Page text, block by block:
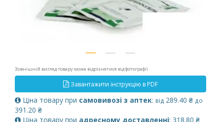
Зовнішній вигляд товару може відрізнятися від фотографії
Завантажити інструкцію в PDF
Ціна товару при самовивозі з аптек: від 289.40 ₴ до
391.20 ₴
Ціна товару при адресному доставленні: 318.80 ₴